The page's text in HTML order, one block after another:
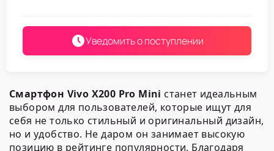
Уведомить о поступлении
Смартфон Vivo X200 Pro Mini станет идеальным
выбором для пользователей, которые ищут для
себя не только стильный и оригинальный дизайн,
но и удобство. Не даром он занимает высокую
позицию в рейтинге популярности. Благодаря